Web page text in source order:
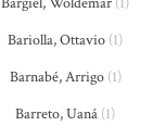
Bariolla, Ottavio (1)
Barnabé, Arrigo(1)
Barreto, Uaná (1)